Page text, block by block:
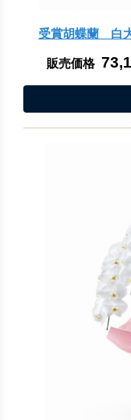
受賞胡蝶蘭 白
販売価格